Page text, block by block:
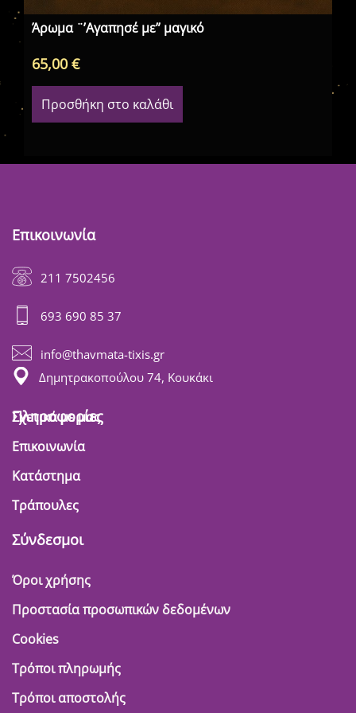
Άρωμα ¨’Αγαπησέ με” μαγικό
65,00€
Προσθήκη στο καλάθι
Επικοινωνία
211 7502456
693 690 85 37
info@thavmata-tixis.gr
Δημητρακοπούλου 74, Κουκάκι
Πληροφορίες
Σχετικά με μας
Επικοινωνία
Κατάστημα
Τράπουλες
Σύνδεσμοι
Όροι χρήσης
Προστασία προσωπικών δεδομένων
Cookies
Τρόποι πληρωμής
Τρόποι αποστολής